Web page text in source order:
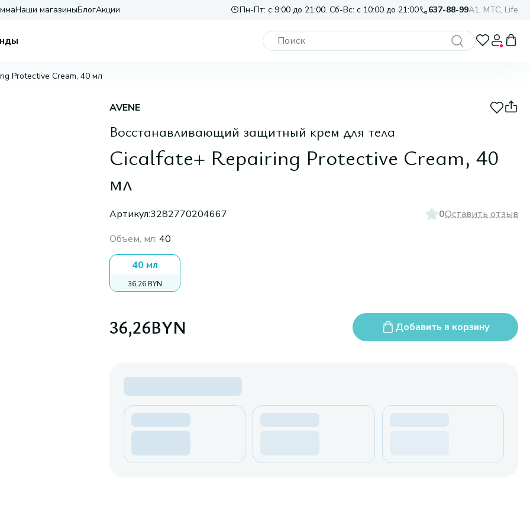
Наши магазиныБлогАкции Пн-Пт: с 9:00 до 21:00. Сб-Вс: с 10:00 до 21:00 637-88-99A1, МТС, Life
Protective Cream, 40 мл
AVENE
Восстанавливающий защитный крем для тела
Cicalfate+ Repairing Protective Cream, 40
мл
Артикул:3282770204667 0Оставить отзыв
Объем, мл: 40
40 мл
36,26 BYN
36,26BYN Добавить в корзину